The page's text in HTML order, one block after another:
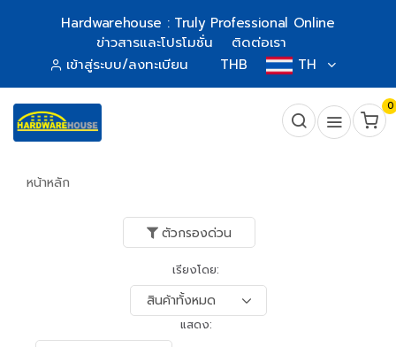
Hardwarehouse : Truly Professional Online
ข่าวสารและโปรโมชั่น
ติดต่อเรา
เข้าสู่ระบบ/ลงทะเบียน
THB TH
0
หน้าหลัก
ตัวกรองด่วน
เรียงโดย:
แสดง: